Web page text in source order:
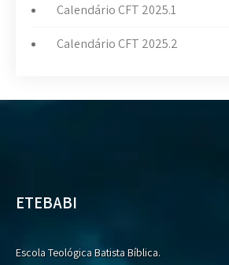
Calendário CFT 2025.1
Calendário CFT 2025.2
ETEBABI
Escola Teológica Batista Bíblica.